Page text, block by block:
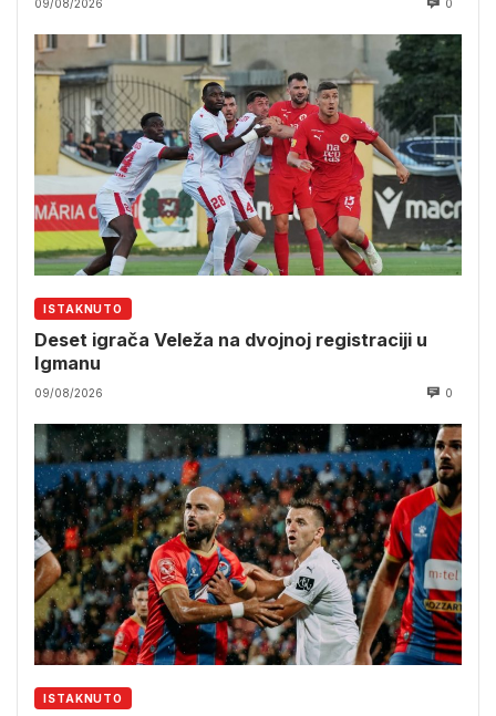
09/08/2026 0
ISTAKNUTO
Deset igrača Veleža na dvojnoj registraciji u
Igmanu
09/08/2026 0
ISTAKNUTO